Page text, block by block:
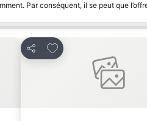
Par conséquent, il se peut que
Partager
Ajouter à mes favoris